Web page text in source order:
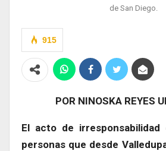
de San Diego.
915
POR NINOSKA REYES
El acto de
personas que desde